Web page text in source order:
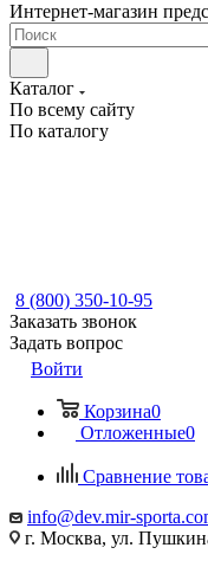
Интернет-магазин
Каталог
По всему сайту
По каталогу
8 (800) 350-10-95
Заказать звонок
Задать вопрос
Войти
Корзина0
Отложенные0
Сравнение
info@dev.mir-
г. Москва, ул.